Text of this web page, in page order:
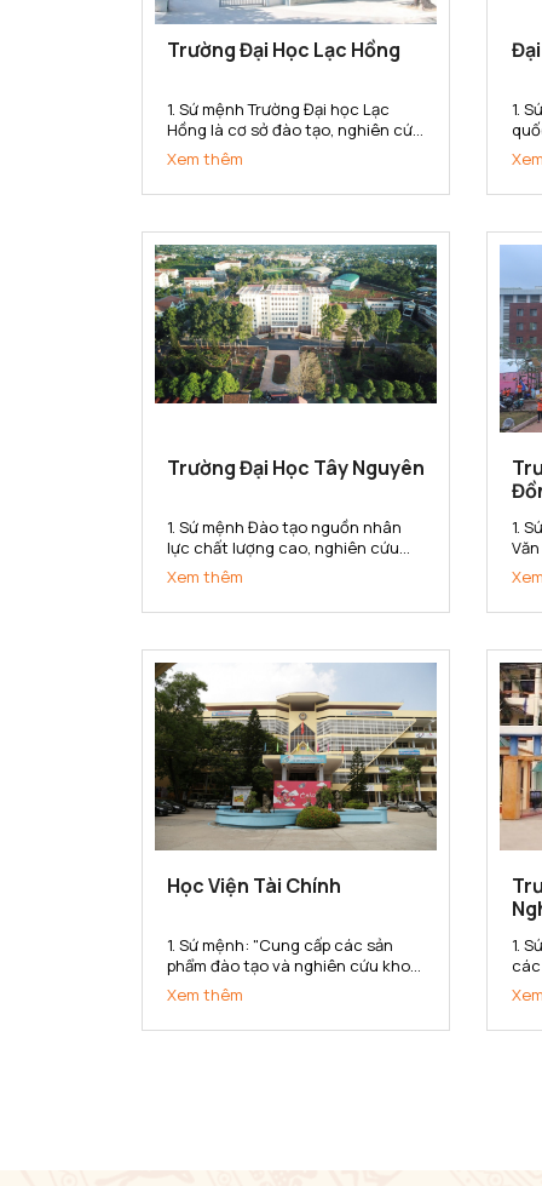
Trường Đại Học Lạc Hồng
1. Sứ mệnh Trường Đại học Lạc
Hồng là cơ sở đào tạo, nghiên cứu
khoa học ứng dụng, chuyển giao
công nghệ đáp ứng nhu cầu xã
hội. Trường cung cấp nguồn nhân
lực và phẩm chất phục vụ sự
nghiệp...
Xem thêm
1.
về
đại
Trường Đại Học Tây Nguyên
1. Sứ mệnh Đào tạo nguồn nhân
lực chất lượng cao, nghiên cứu
khoa học và chuyển giao công
nghệ phục vụ cho sự nghiệp phát
triển kinh tế - xã hội. Bảo tồn và
dân tộc. 2. Tầm nhìn Đến năm...
Xem thêm
1.
tạo
cơ
Học Viện Tài Chính
1. Sứ mệnh: "Cung cấp các sản
phẩm đào tạo và nghiên cứu khoa
học tài chính - kế toán chất lượng
cao cho xã hội" 2. Tầm nhìn: Đến
năm 2020 đạt chuẩn chất lượng
Xem thêm
1.